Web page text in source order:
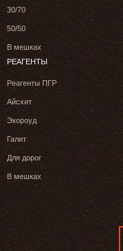
30/70
50/50
В мешках
РЕАГЕНТЫ
Реагенты ПГР
Айсхит
Экороуд
Галит
Для дорог
В мешках